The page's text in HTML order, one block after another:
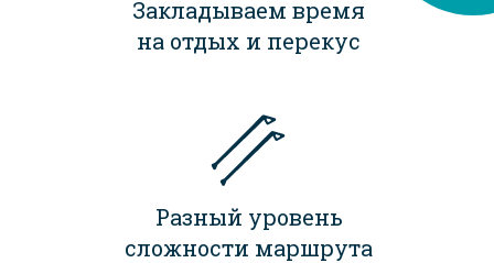
Закладываем время
на отдых и перекус
Разный уровень
сложности маршрута